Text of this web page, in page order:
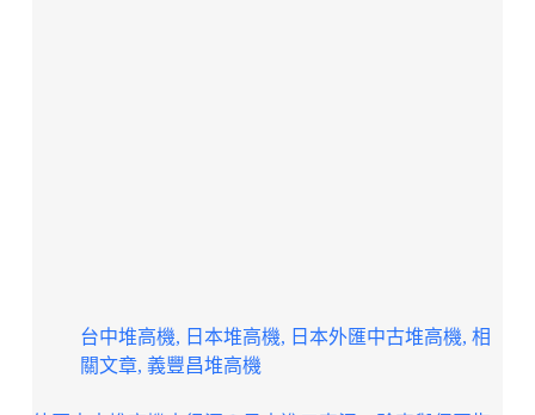
台中堆高機, 日本堆高機, 日本外匯中古堆高機, 相
關文章, 義豐昌堆高機